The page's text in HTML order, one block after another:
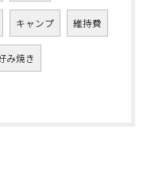
キャンプ 維持費
み焼き